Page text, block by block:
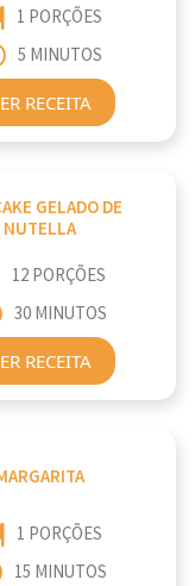
1 PORÇÕES
5 MINUTOS
RECEITA
GELADO DE
NUTELLA
12 PORÇÕES
30 MINUTOS
RECEITA
1 PORÇÕES
15 MINUTOS